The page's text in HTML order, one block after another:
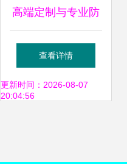
高端定制与专业防
护 新品下吊式空凋
利器——日立
查看详情
更新时间：2026-08-07
20:04:56